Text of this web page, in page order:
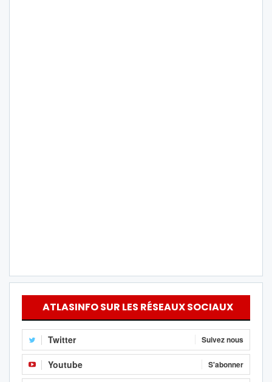
ATLASINFO SUR LES RÉSEAUX SOCIAUX
Twitter Suivez nous
Youtube S'abonner